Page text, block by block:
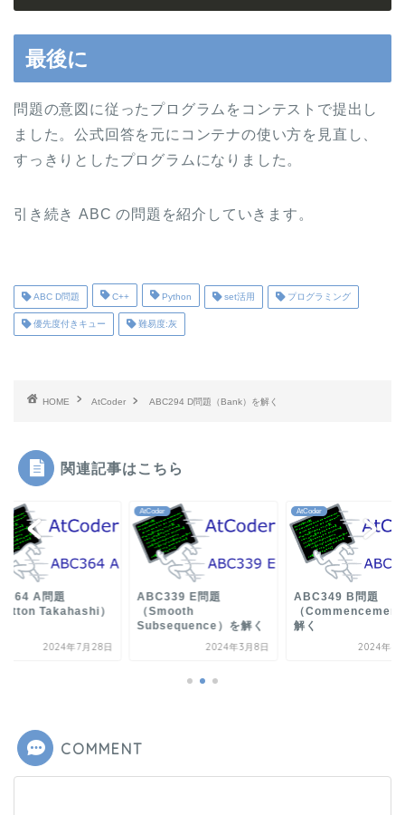
最後に
問題の意図に従ったプログラムをコンテストで提出し
ました。公式回答を元にコンテナの使い方を見直し、
すっきりとしたプログラムになりました。
引き続き ABC の問題を紹介していきます。
ABC D問題 C++ Python set活用 プログラミング
優先度付きキュー 難易度:灰
HOME AtCoder ABC294 D問題（Bank）を解く
関連記事はこちら
A問題
Takahashi）
2024年7月28日
AtCoder
ABC339 E問題
（Smooth
Subsequence）を解く
2024年3月8日
AtCoder
ABC349 B問題
（Commencement
解く
2024年4
COMMENT